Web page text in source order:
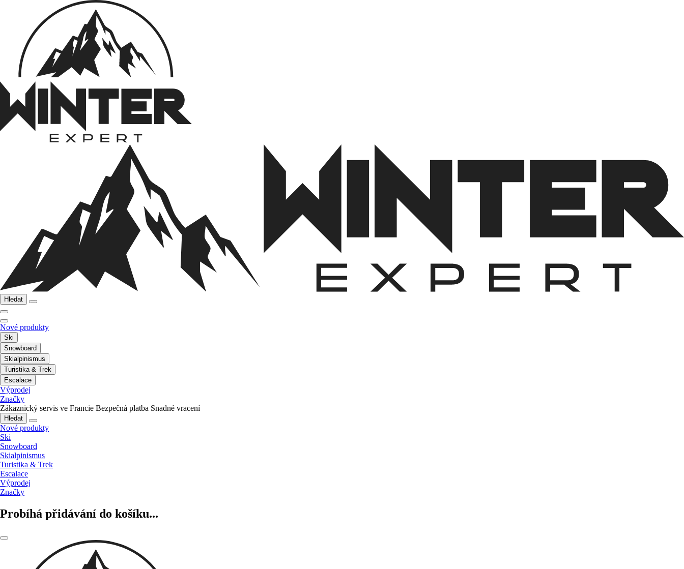
Hledat
Nové produkty
Ski
Snowboard
Skialpinismus
Turistika & Trek
Escalace
Výprodej
Značky
Zákaznický servis ve Francie Bezpečná platba Snadné vracení
Hledat
Nové produkty
Ski
Snowboard
Skialpinismus
Turistika & Trek
Escalace
Výprodej
Značky
Probíhá přidávání do košíku...